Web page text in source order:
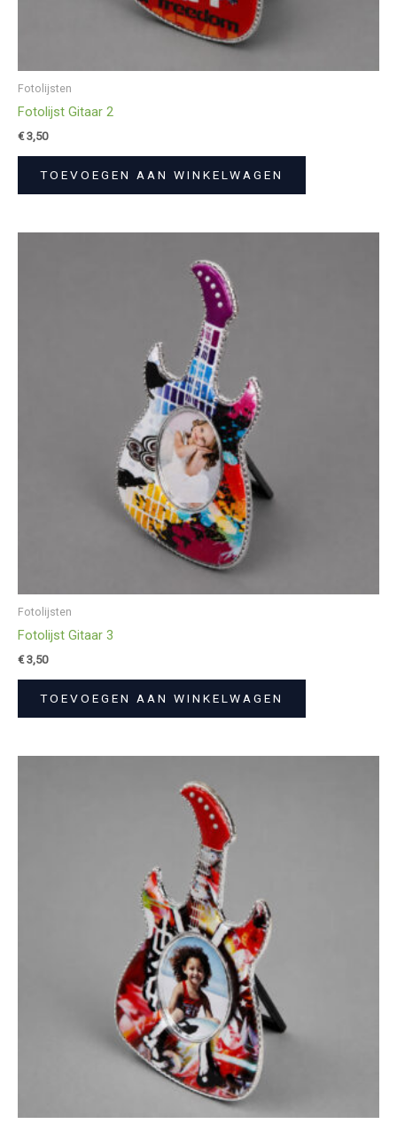
Fotolijsten
Fotolijst Gitaar 2
€3,50
TOEVOEGEN AAN WINKELWAGEN
Fotolijsten
Fotolijst Gitaar 3
€3,50
TOEVOEGEN AAN WINKELWAGEN